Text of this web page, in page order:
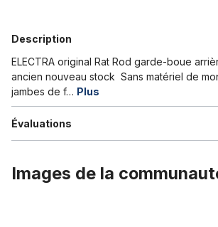
Description
ELECTRA original Rat Rod garde-boue
ancien nouveau stock Sans matériel de
jambes de f… Plus
Évaluations
Images de la